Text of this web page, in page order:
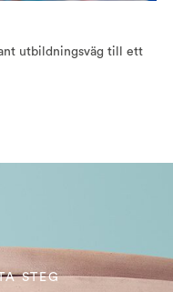
utbildningsväg till ett
STEG